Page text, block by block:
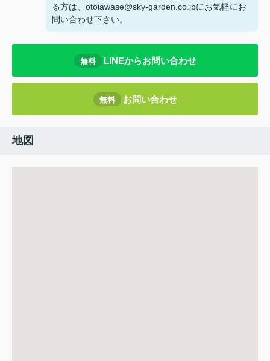
る方は、otoiawase@sky-garden.co.jpにお気軽にお
問い合わせ下さい。
無料 LINEからお問い合わせ
無料 お問い合わせ
地図